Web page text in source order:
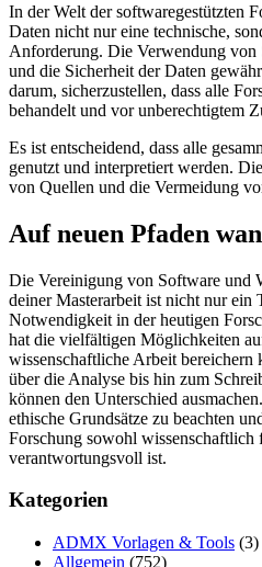
In der Welt der softwaregestützten
Daten nicht nur eine technische,
Anforderung. Die Verwendung von
und die Sicherheit der Daten
darum, sicherzustellen, dass alle
behandelt und vor unberechtigtem
Es ist entscheidend, dass alle
genutzt und interpretiert werden.
von Quellen und die Vermeidung
Auf neuen Pfaden
Die Vereinigung von Software und
deiner Masterarbeit ist nicht nur ein
Notwendigkeit in der heutigen
hat die vielfältigen Möglichkeiten
wissenschaftliche Arbeit bereichern
über die Analyse bis hin zum
können den Unterschied
ethische Grundsätze zu beachten
Forschung sowohl wissenschaftlich
verantwortungsvoll ist.
Kategorien
ADMX Vorlagen & Tools (3)
Allgemein (752)